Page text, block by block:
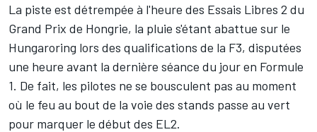
La piste est détrempée à l'heure des Essais Libres 2 du
Grand Prix de Hongrie, la pluie s'étant abattue sur le
Hungaroring lors des qualifications de la F3, disputées
une heure avant la dernière séance du jour en Formule
1. De fait, les pilotes ne se bousculent pas au moment
où le feu au bout de la voie des stands passe au vert
pour marquer le début des EL2.